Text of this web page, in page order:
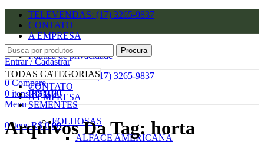
TELEVENDAS: (17) 3265-9837
CONTATO
A EMPRESA
Política de privacidade
TELEVENDAS: (17) 3265-9837
CONTATO
A EMPRESA
Procura
Entrar / Cadastrar
Lista de desejos
0 Compare
0 itens R$0,00
Menu
0itens R$0,00
TODAS CATEGORIAS
HOME
SEMENTES
FOLHOSAS
ALFACE AMERICANA
Arquivos Da Tag: horta